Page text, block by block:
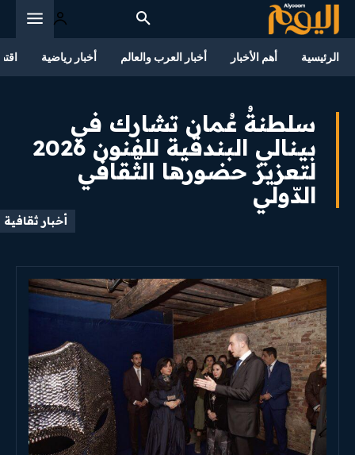
الرئيسية أهم الأخبار أخبار العرب والعالم أخبار رياضية
سلطنةُ عُمان تشارك في
بينالي البندقية للفنون 2026
لتعزيز حضورها الثّقافي
الدّولي
أخبار ثقافية